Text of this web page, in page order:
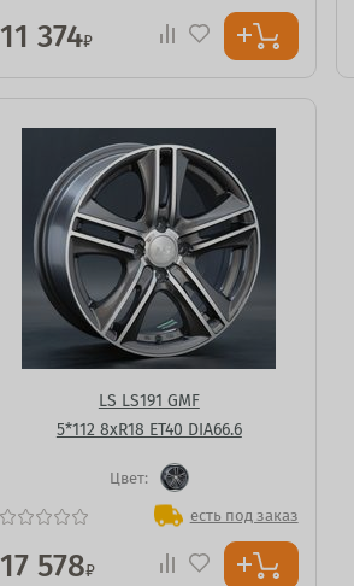
11 374₽
LS LS191 GMF
5*112 8xR18 ET40 DIA66.6
Цвет:
есть под заказ
17 578₽